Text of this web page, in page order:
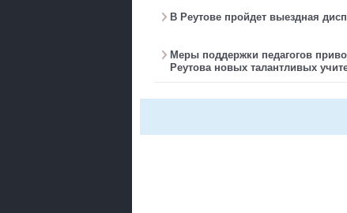
В Реутове пройдет выездная
Меры поддержки педагогов
Реутова новых талантливых